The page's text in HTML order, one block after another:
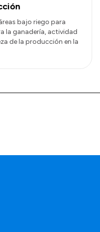
bajo riego para
la ganadería, actividad
de la producción en la